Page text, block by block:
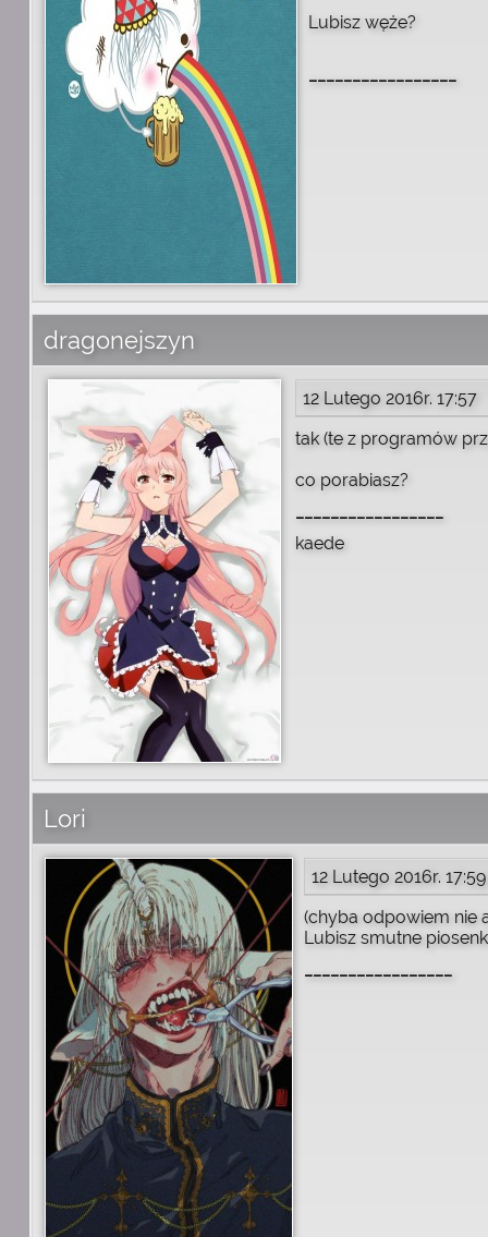
Lubisz węże?
_________________
dragonejszyn
12 Lutego 2016r. 17:57
tak (te z programów
co porabiasz?
_________________
kaede
Lori
12 Lutego 2016r. 17:59
(chyba odpowiem nie
Lubisz smutne
_________________